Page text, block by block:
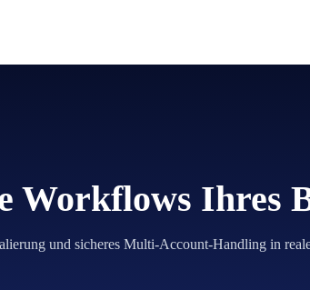
Workflows Ihres
und sicheres Multi-Account-Handling in